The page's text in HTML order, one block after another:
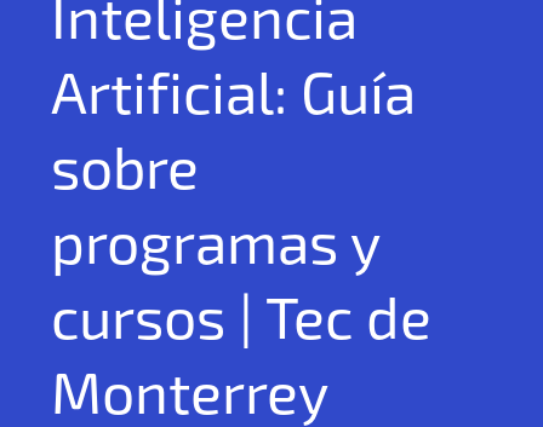
Inteligencia
Artificial: Guía
sobre
programas y
cursos | Tec de
Monterrey